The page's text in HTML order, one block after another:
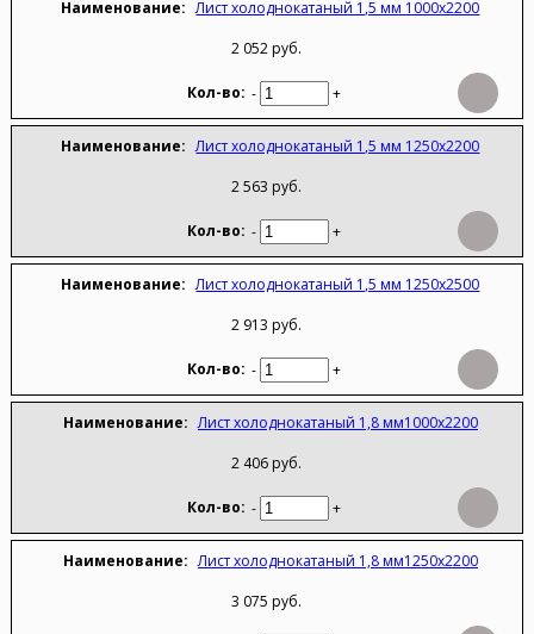
Лист холоднокатаный 1,5 мм 1000х2200
2 052 руб.
- +
Лист холоднокатаный 1,5 мм 1250х2200
2 563 руб.
- +
Лист холоднокатаный 1,5 мм 1250х2500
2 913 руб.
- +
Лист холоднокатаный 1,8 мм1000х2200
2 406 руб.
- +
Лист холоднокатаный 1,8 мм1250х2200
3 075 руб.